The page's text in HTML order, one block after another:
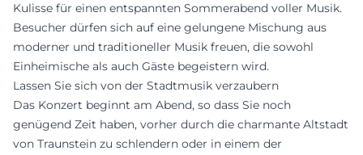
Kulisse für einen entspannten Sommerabend voller Musik.
Besucher dürfen sich auf eine gelungene Mischung aus
moderner und traditioneller Musik freuen, die sowohl
Einheimische als auch Gäste begeistern wird.
Lassen Sie sich von der Stadtmusik verzaubern
Das Konzert beginnt am Abend, so dass Sie noch
genügend Zeit haben, vorher durch die charmante Altstadt
von Traunstein zu schlendern oder in einem der